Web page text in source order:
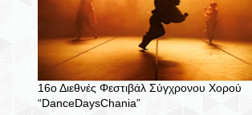
16ο Διεθνές Φεστιβάλ Σύγχρονου Χορού
“DanceDaysChania”